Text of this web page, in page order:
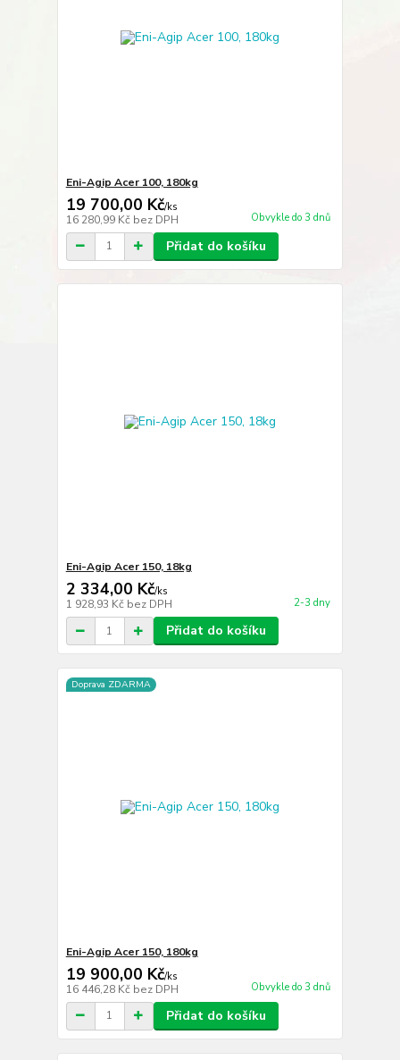
Eni-Agip Acer 100, 180kg
19 700,00 Kč/ks
16 280,99 Kč bez DPH Obvykle do 3 dnů
Přidat do košíku
Eni-Agip Acer 150, 18kg
2 334,00 Kč/ks
1 928,93 Kč bez DPH 2-3 dny
Přidat do košíku
Doprava ZDARMA
Eni-Agip Acer 150, 180kg
19 900,00 Kč/ks
16 446,28 Kč bez DPH Obvykle do 3 dnů
Přidat do košíku